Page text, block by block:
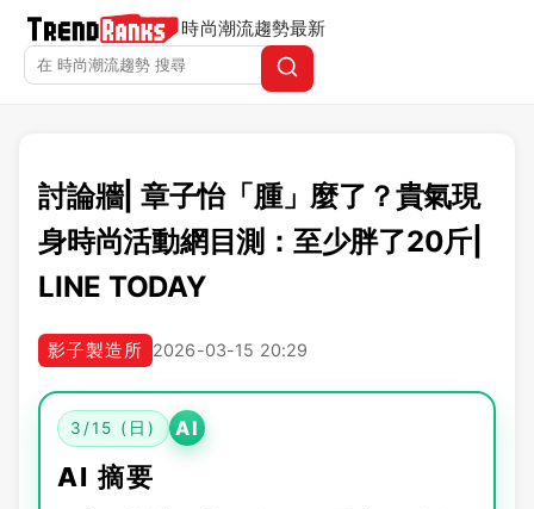
時尚潮流趨勢最新
討論牆| 章子怡「腫」麼了？貴氣現
身時尚活動網目測：至少胖了20斤|
LINE TODAY
影子製造所 2026-03-15 20:29
3/15 (日) AI
AI 摘要